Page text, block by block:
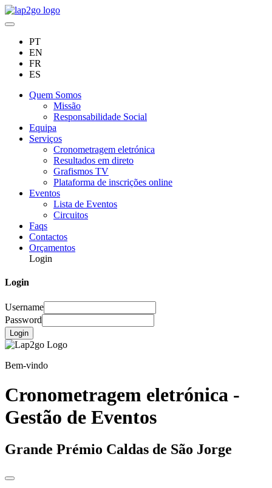
PT
EN
FR
ES
Quem Somos
Missão
Responsabilidade Social
Equipa
Serviços
Cronometragem eletrónica
Resultados em direto
Grafismos TV
Plataforma de inscrições online
Eventos
Lista de Eventos
Circuitos
Faqs
Contactos
Orçamentos
Login
Login
Username
Password
Login
Bem-vindo
Cronometragem eletrónica -
Gestão de Eventos
Grande Prémio Caldas de São Jorge